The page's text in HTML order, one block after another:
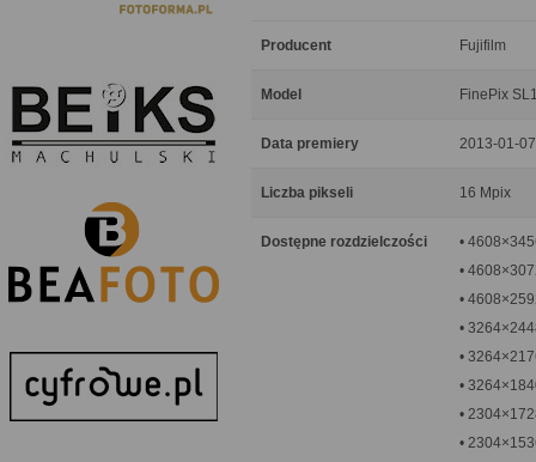
Producent Fujifilm
Model FinePix
Data premiery 2013-01-07
Liczba pikseli 16 Mpix
Dostępne rozdzielczości
•
•
•
•
•
•
•
•